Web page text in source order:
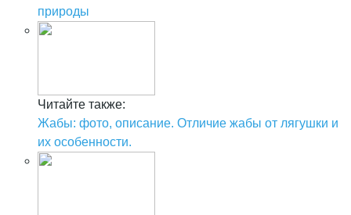
природы
Читайте также:
Жабы: фото, описание. Отличие жабы от лягушки и
их особенности.